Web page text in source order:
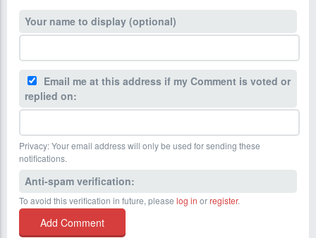
Your name to display (optional)
Email me at this address if my Comment is voted or
replied on:
Privacy: Your email address will only be used for sending these
notifications.
Anti-spam verification:
To avoid this verification in future, please log in orregister.